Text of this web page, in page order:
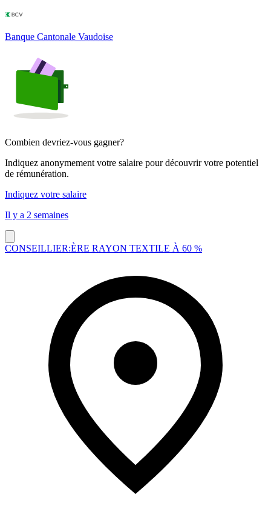
Banque Cantonale Vaudoise
Combien devriez-vous gagner?
Indiquez anonymement votre salaire pour découvrir votre potentiel
de rémunération.
Indiquez votre salaire
Il y a 2 semaines
CONSEILLIER:ÈRE RAYON TEXTILE À 60 %